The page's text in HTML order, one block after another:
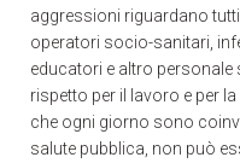
aggressioni riguardano
operatori socio-sanitari,
educatori e altro
rispetto per il lavoro e per
che ogni giorno sono
salute pubblica, non può